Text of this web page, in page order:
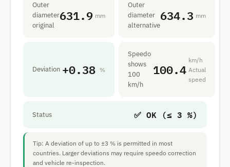
Outer
diameter
original
631.9 mm
Outer
diameter
alternative
634.3 mm
Deviation +0.38 %
Speedo
shows
100
km/h
100.4
km/h
Actual
speed
Status ✅ OK (≤ 3 %)
Tip: A deviation of up to ±3 % is permitted in most
countries. Larger deviations may require speedo correction
and vehicle re-inspection.